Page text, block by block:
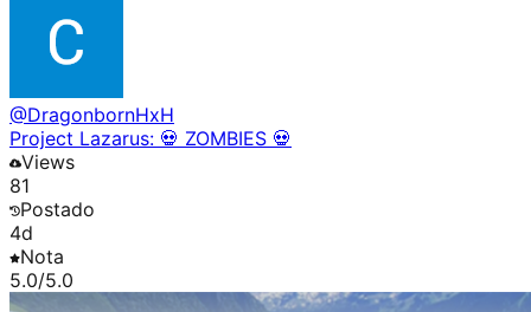
@DragonbornHxH
Project Lazarus: 💀 ZOMBIES 💀
Views
81
Postado
4d
Nota
5.0/5.0